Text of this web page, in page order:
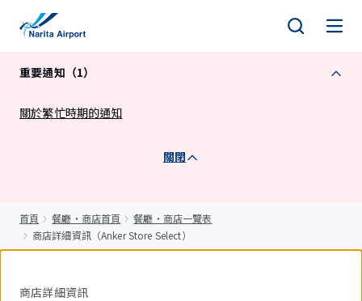
重要通知（1）
關於繁忙時期的通知
關閉
首頁 餐廳・商店首頁
餐廳・商店一覽表
商店詳細資訊（Anker Store Select）
商店詳細資訊